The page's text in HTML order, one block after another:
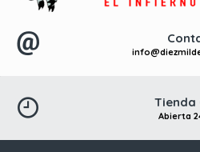
Tienda
Abierta